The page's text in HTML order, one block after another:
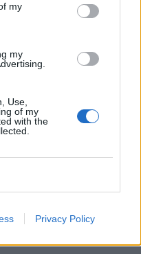
my
my
Use,
of my
with the
Privacy Policy